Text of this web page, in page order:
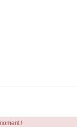
!